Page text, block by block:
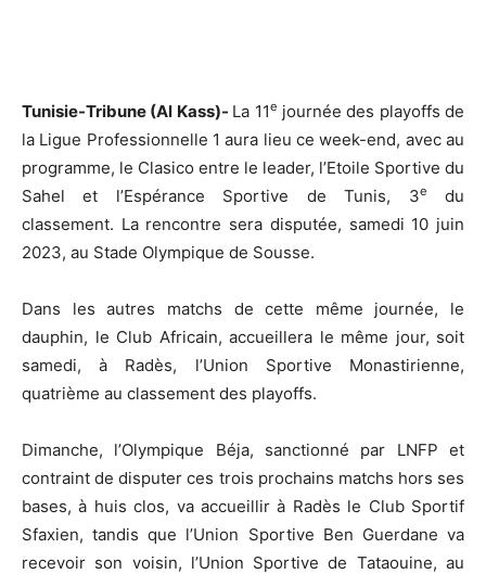
Tunisie-Tribune (Al Kass)- La 11e journée des playoffs de
la Ligue Professionnelle 1 aura lieu ce week-end, avec au
programme, le Clasico entre le leader, l’Etoile Sportive du
Sahel et l’Espérance Sportive de Tunis, 3e
du
classement. La rencontre sera disputée, samedi 10 juin
2023, au Stade Olympique de Sousse.
Dans les autres matchs de cette même journée, le
dauphin, le Club Africain, accueillera le même jour, soit
samedi, à Radès, l’Union Sportive Monastirienne,
quatrième au classement des playoffs.
Dimanche, l’Olympique Béja, sanctionné par LNFP et
contraint de disputer ces trois prochains matchs hors ses
bases, à huis clos, va accueillir à Radès le Club Sportif
Sfaxien, tandis que l’Union Sportive Ben Guerdane va
recevoir son voisin, l’Union Sportive de Tataouine, au